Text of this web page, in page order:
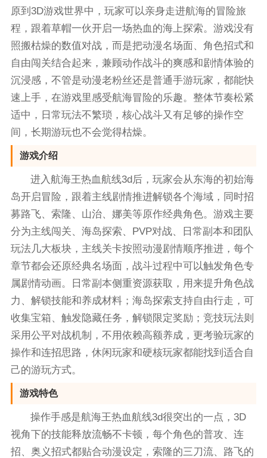
原到3D游戏世界中，玩家可以亲身走进航海的冒险旅
程，跟着草帽一伙开启一场热血的海上探索。游戏没有
照搬枯燥的数值对战，而是把动漫名场面、角色招式和
自由闯关结合起来，兼顾动作战斗的爽感和剧情体验的
沉浸感，不管是动漫老粉丝还是普通手游玩家，都能快
速上手，在游戏里感受航海冒险的乐趣。整体节奏松紧
适中，日常玩法不繁琐，核心战斗又有足够的操作空
间，长期游玩也不会觉得枯燥。
游戏介绍
进入航海王热血航线3d后，玩家会从东海的初始海
岛开启冒险，跟着主线剧情推进解锁各个海域，同时招
募路飞、索隆、山治、娜美等原作经典角色。游戏主要
分为主线闯关、海岛探索、PVP对战、日常副本和团队
玩法几大板块，主线关卡按照动漫剧情顺序推进，每个
章节都会还原经典名场面，战斗过程中可以触发角色专
属剧情动画。日常副本侧重资源获取，用来提升角色战
力、解锁技能和养成材料；海岛探索支持自由行走，可
收集宝箱、触发隐藏任务，解锁限定奖励；竞技玩法则
采用公平对战机制，不用依赖高额养成，更考验玩家的
操作和连招思路，休闲玩家和硬核玩家都能找到适合自
己的游玩方式。
游戏特色
操作手感是航海王热血航线3d很突出的一点，3D
视角下的技能释放流畅不卡顿，每个角色的普攻、连
招、奥义招式都贴合动漫设定，索隆的三刀流、路飞的